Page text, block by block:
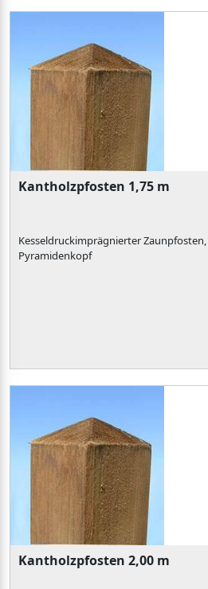
Kantholzpfosten 1,75 m
Kesseldruckimprägnierter
Pyramidenkopf
Kantholzpfosten 2,00 m